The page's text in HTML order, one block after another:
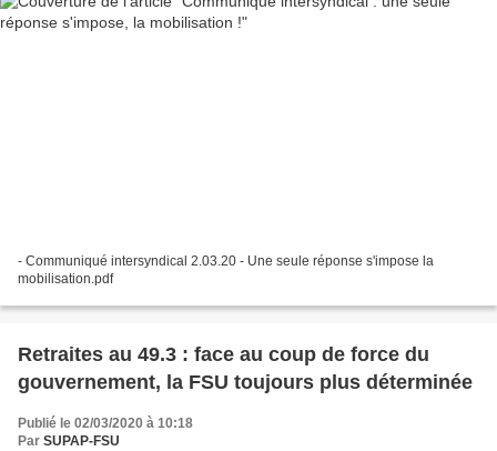
- Communiqué intersyndical 2.03.20 - Une seule réponse s'impose la
mobilisation.pdf
Retraites au 49.3 : face au coup de force du
gouvernement, la FSU toujours plus déterminée
Publié le 02/03/2020 à 10:18
Par SUPAP-FSU